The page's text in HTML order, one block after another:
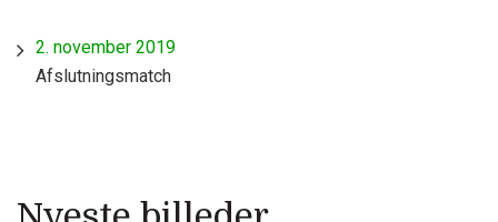
2. november 2019
Afslutningsmatch